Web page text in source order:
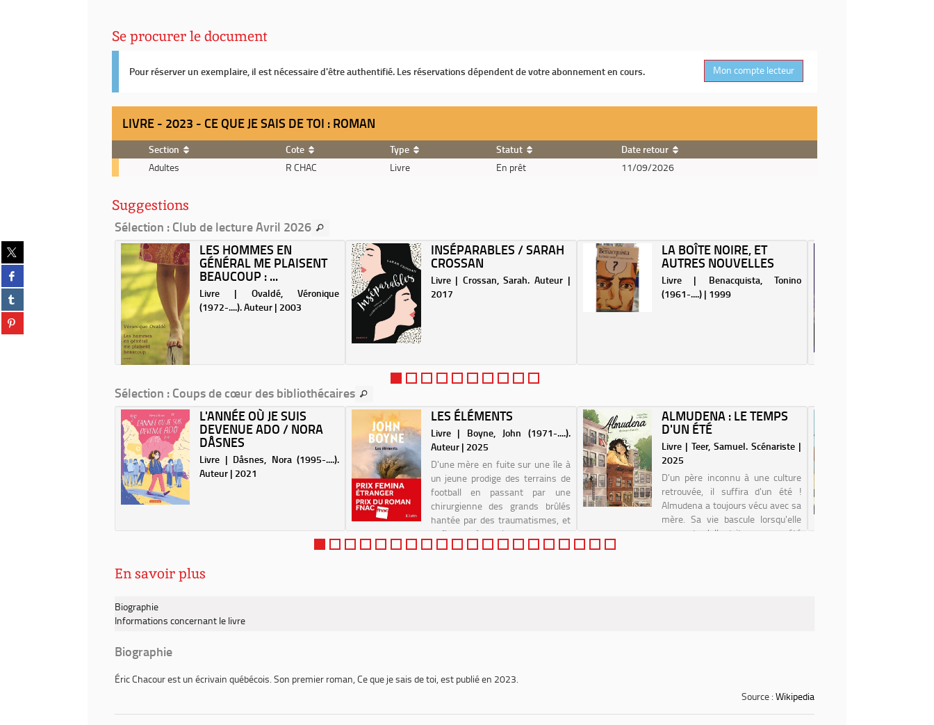
Partager
sur
twitter
(Nouvelle
fenêtre)
Partager
sur
facebook
(Nouvelle
fenêtre)
Partager
sur
tumblr
(Nouvelle
Partager
sur
Se procurer le document
Pour réserver un exemplaire, il est nécessaire d'être authentifié. Les réservations dépendent de votre abonnement en cours. Mon compte lecteur
LIVRE - 2023 - CE QUE JE SAIS DE TOI : ROMAN
-
-
Ce
que
sais
toi
roman
Section Cote Type Statut
Date retour
Adultes
R CHAC Livre En prêt 11/09/2026
Suggestions
Sélection : Club de lecture Avril 2026
LES HOMMES EN
GÉNÉRAL ME PLAISENT
BEAUCOUP : ...
Livre | Ovaldé, Véronique
(1972-....). Auteur | 2003
INSÉPARABLES / SARAH
CROSSAN
Livre | Crossan, Sarah. Auteur |
2017
LA BOÎTE NOIRE, ET
AUTRES NOUVELLES
Livre | Benacquista, Tonino
(1961-....) | 1999
DU TICKET
/ CYRIL
Cyril (1973-....).
Sélection : Coups de cœur des bibliothécaires
L'ANNÉE OÙ JE SUIS
DEVENUE ADO / NORA
DÅSNES
Livre | Dåsnes, Nora (1995-....).
Auteur | 2021
LES ÉLÉMENTS
Livre | Boyne, John (1971-....).
Auteur | 2025
D'une mère en fuite sur une île à
un jeune prodige des terrains de
football en passant par une
chirurgienne des grands brûlés
hantée par des traumatismes, et
enfin, un père qui monte dans un
avion pour un voyage initiatique
ALMUDENA : LE TEMPS
D'UN ÉTÉ
Livre | Teer, Samuel. Scénariste |
2025
D'un père inconnu à une culture
retrouvée, il suffira d'un été !
Almudena a toujours vécu avec sa
mère. Sa vie bascule lorsqu'elle
apprend qu'elle doit passer un été
En savoir plus
Biographie
Informations concernant le livre
Biographie
Éric Chacourest un écrivain québécois. Son premier roman,Ce que je sais de toi,est publié en 2023.
Source : Wikipedia